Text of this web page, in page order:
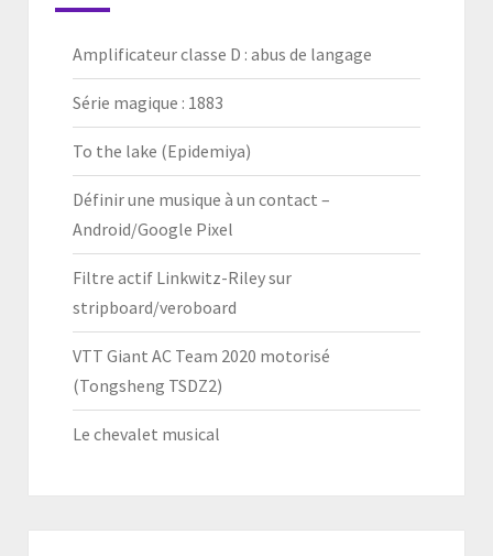
Amplificateur classe D : abus de langage
Série magique : 1883
To the lake (Epidemiya)
Définir une musique à un contact –
Android/Google Pixel
Filtre actif Linkwitz-Riley sur
stripboard/veroboard
VTT Giant AC Team 2020 motorisé
(Tongsheng TSDZ2)
Le chevalet musical